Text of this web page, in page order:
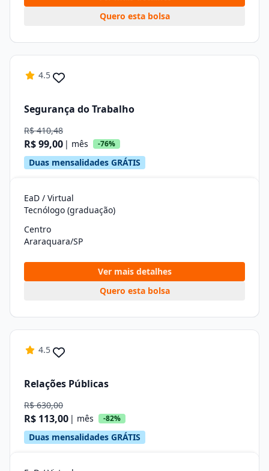
Quero esta bolsa
4.5
Segurança do Trabalho
R$ 410,48
R$ 99,00 | mês -76%
Duas mensalidades GRÁTIS
EaD / Virtual
Tecnólogo (graduação)
Centro
Araraquara/SP
Ver mais detalhes
Quero esta bolsa
4.5
Relações Públicas
R$ 630,00
R$ 113,00 | mês -82%
Duas mensalidades GRÁTIS